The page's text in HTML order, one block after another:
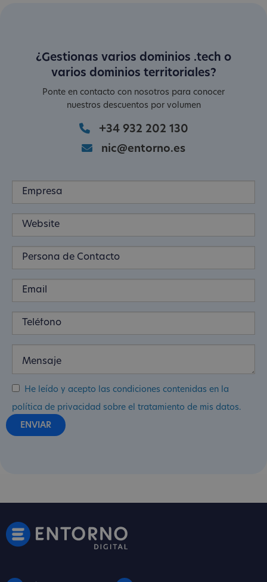
¿Gestionas varios dominios .tech o
varios dominios territoriales?
Ponte en contacto con nosotros para conocer
nuestros descuentos por volumen
+34 932 202 130
nic@entorno.es
He leído y acepto las condiciones contenidas en la
política de privacidad sobre el tratamiento de mis datos.